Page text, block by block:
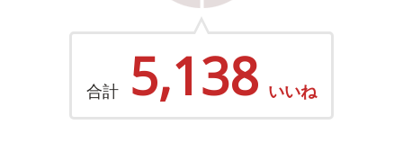
合計 5,138 いいね